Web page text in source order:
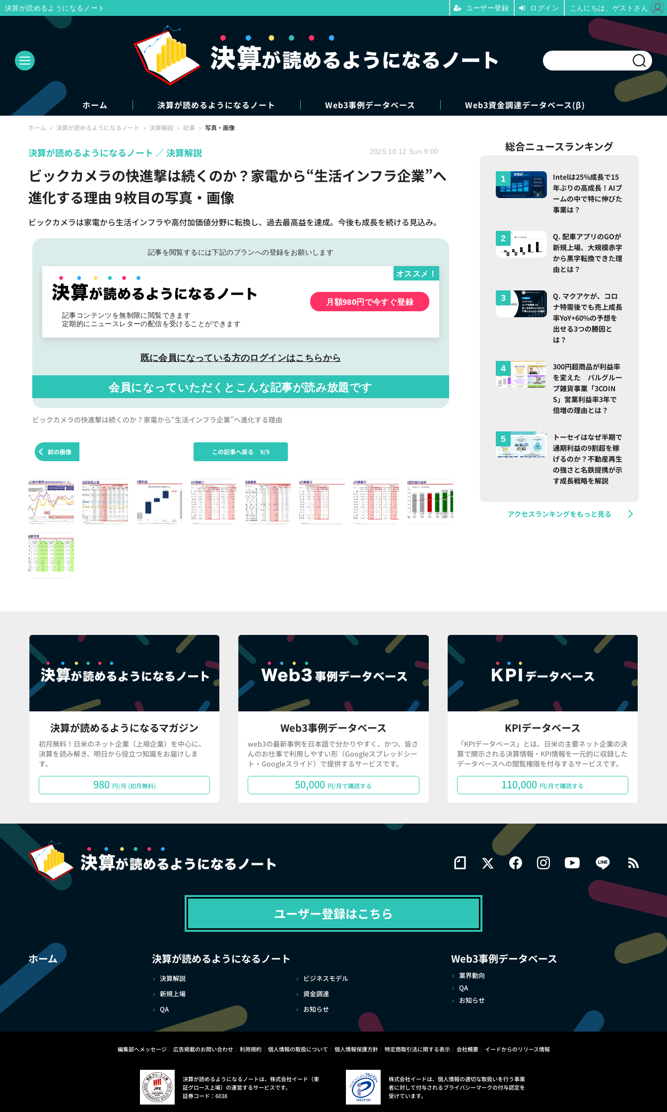
ホーム 決算が読めるようになるノート Web3事例データベース Web3資金調達データベース(β)
ホーム › 決算が読めるようになるノート › 決算解説 › 記事 › 写真・画像
ビックカメラの快進撃は続くのか？家電から“生活インフラ企業”へ
進化する理由 9枚目の写真・画像
ビックカメラは家電から生活インフラや高付加価値分野に転換し、過去最高益を達成。今後も成長を続ける見込み。
決算が読めるようになるノート 決算解説 2025.10.12 Sun 9:00
記事を閲覧するには下記のプランへの登録をお願いします
記事コンテンツを無制限に閲覧できます
定期的にニュースレターの配信を受けることができます
オススメ！
月額980円で今すぐ登録
既に会員になっている方のログインはこちらから
会員になっていただくと こんな記事が読み放題です
ビックカメラの快進撃は続くのか？家電から“生活インフラ企業”へ進化する理由
前の画像 この記事へ戻る 9/9
総合ニュースランキング
Intelは25%成長で15
年ぶりの高成長！AIブ
ームの中で特に伸びた
事業は？
Q. 配車アプリのGOが
新規上場、大規模赤字
から黒字転換できた理
由とは？
Q. マクアケが、コロ
ナ特需後でも売上成長
率YoY+60%の予想を
出せる3つの勝因と
は？
300円超商品が利益率
を変えた パルグルー
プ雑貨事業「3COIN
S」営業利益率3年で
倍増の理由とは？
トーセイはなぜ半期で
通期利益の9割超を稼
げるのか？不動産再生
の強さと名鉄提携が示
す成長戦略を解説
アクセスランキングをもっと見る
決算が読めるようになるマガジン
初月無料！日米のネット企業（上場企業）を中心に、
決算を読み解き、明日から役立つ知識をお届けしま
す。
980 円/月 (初月無料)
Web3事例データベース
web3の最新事例を日本語で分かりやすく、かつ、皆さ
んのお仕事で利用しやすい形（Googleスプレッドシー
ト・Googleスライド）で提供するサービスです。
50,000 円/月で購読する
KPIデータベース
「KPIデータベース」とは、日米の主要ネット企業の決
算で開示される決算情報・KPI情報を一元的に収録した
データベースへの閲覧権限を付与するサービスです。
110,000 円/月で購読する
ユーザー登録はこちら
ホーム 決算が読めるようになるノート
決算解説
ビジネスモデル
新規上場
資金調達
QA
お知らせ
Web3事例データベース
業界動向
QA
お知らせ
編集部へメッセージ 広告掲載のお問い合わせ 利用規約 個人情報の取扱について 個人情報保護方針 特定商取引法に関する表示 会社概要 イードからのリリース情報
決算が読めるようになるノートは、株式会社イード（東
証グロース上場）の運営するサービスです。
証券コード：6038
株式会社イードは、個人情報の適切な取扱いを行う事業
者に対して付与されるプライバシーマークの付与認定を
受けています。
決算が読めるようになるノート ユーザー登録 ログイン こんにちは、ゲストさん